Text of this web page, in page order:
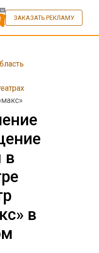
ЗАКАЗАТЬ РЕКЛАМУ
в
в